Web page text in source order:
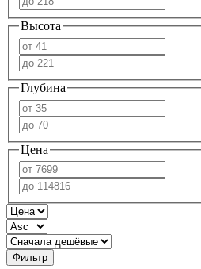
Высота
Глубина
Цена